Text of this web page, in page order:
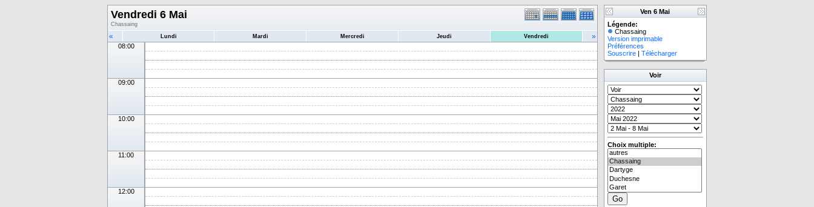
Vendredi 6 Mai
Chassaing
« Lundi Mardi Mercredi Jeudi Vendredi »
08:00
09:00
10:00
11:00
12:00
Ven 6 Mai
Légende:
Chassaing
Version imprimable
Préférences
Souscrire | Télécharger
Voir
Choix multiple: